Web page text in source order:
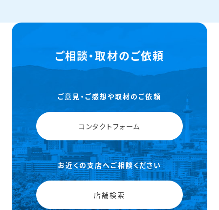
ご相談・取材のご依頼
ご意見・ご感想や取材のご依頼
コンタクトフォーム
お近くの支店へご相談ください
店舗検索